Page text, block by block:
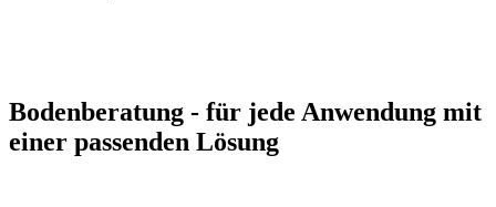
Bodenberatung - für jede Anwendung mit
einer passenden Lösung